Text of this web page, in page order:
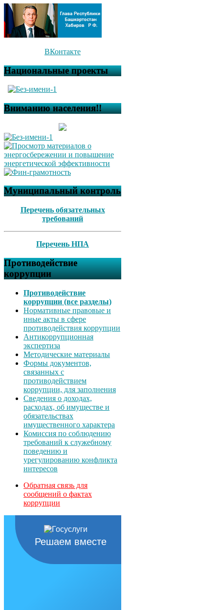
ВКонтакте
Национальные проекты
Вниманию населения!!
Муниципальный контроль
Перечень обязательных
требований
Перечень НПА
Противодействие
коррупции
Противодействие
коррупции (все разделы)
Нормативные правовые и
иные акты в сфере
противодействия коррупции
Антикоррупционная
экспертиза
Методические материалы
Формы документов,
связанных с
противодействием
коррупции, для заполнения
Сведения о доходах,
расходах, об имуществе и
обязательствах
имущественного характера
Комиссия по соблюдению
требований к служебному
поведению и
урегулированию конфликта
интересов
Обратная связь для
сообщений о фактах
коррупции
Решаем вместе